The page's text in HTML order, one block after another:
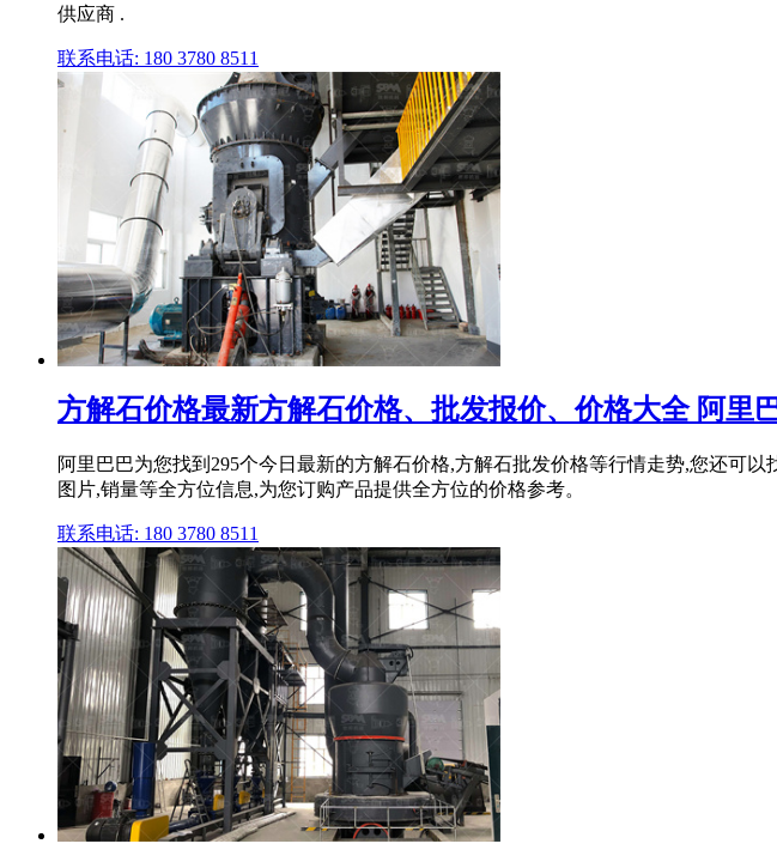
供应商 .
联系电话: 180 3780 8511
方解石价格最新方解石价格、批发报价、价格大全 阿里
阿里巴巴为您找到295个今日最新的方解石价格,方解石批发价格等行情走势,您还可
图片,销量等全方位信息,为您订购产品提供全方位的价格参考。
联系电话: 180 3780 8511